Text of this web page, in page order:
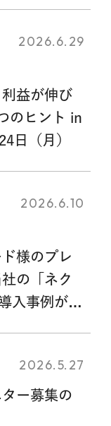
2026.6.29
益が伸び
のヒント in
日（月）
2026.6.10
様のプレ
の「ネク
入事例が掲
2026.5.27
ー募集の